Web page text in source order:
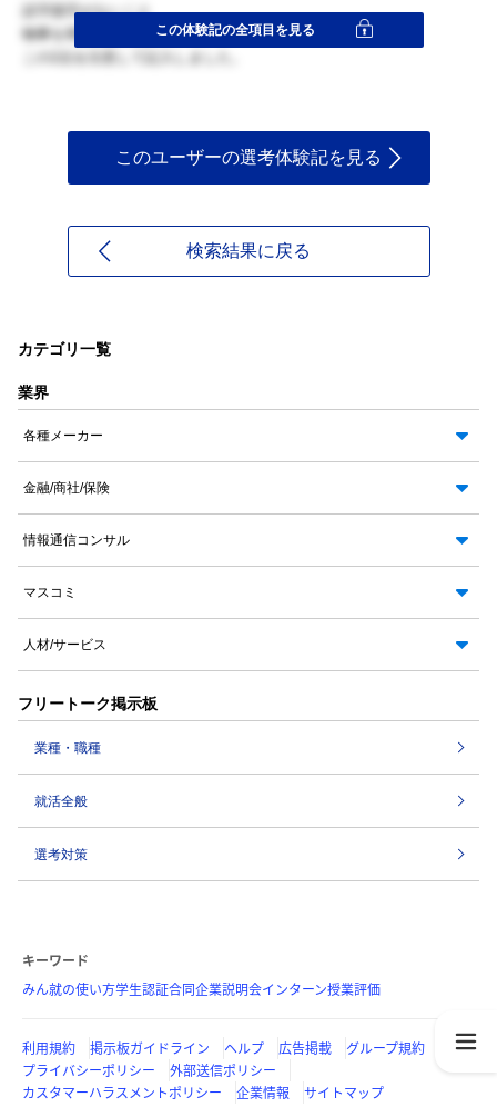
誤字脱字がないこと
物事を簡潔に伝える
この2点を注意して記入しました。
この体験記の全項目を見る
このユーザーの選考体験記を見る
検索結果に戻る
カテゴリ一覧
業界
各種メーカー
金融/商社/保険
情報通信コンサル
マスコミ
人材/サービス
フリートーク掲示板
業種・職種
就活全般
選考対策
キーワード
みん就の使い方学生認証合同企業説明会インターン授業評価
利用規約 掲示板ガイドライン ヘルプ 広告掲載
グループ規約
プライバシーポリシー
外部送信ポリシー
カスタマーハラスメントポリシー
企業情報 サイトマップ